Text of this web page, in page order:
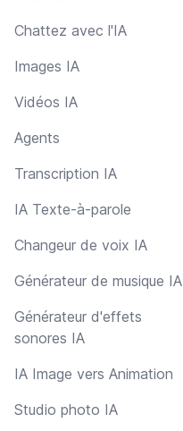
Chattez avec l'IA
Images IA
Vidéos IA
Agents
Transcription IA
IA Texte-à-parole
Changeur de voix IA
Générateur de musique IA
Générateur d'effets
sonores IA
IA Image vers Animation
Studio photo IA